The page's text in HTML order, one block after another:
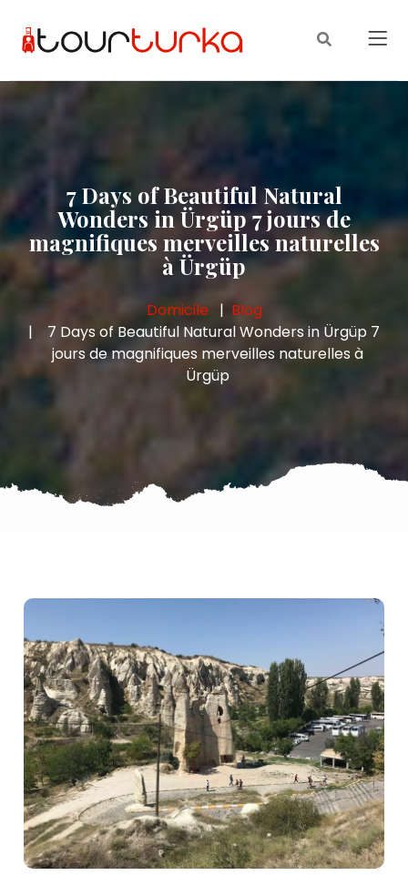
7 Days of Beautiful Natural
Wonders in Ürgüp 7 jours de
magnifiques merveilles naturelles
à Ürgüp
Domicile
Blog
7 Days of Beautiful Natural Wonders in Ürgüp 7
jours de magnifiques merveilles naturelles à
Ürgüp